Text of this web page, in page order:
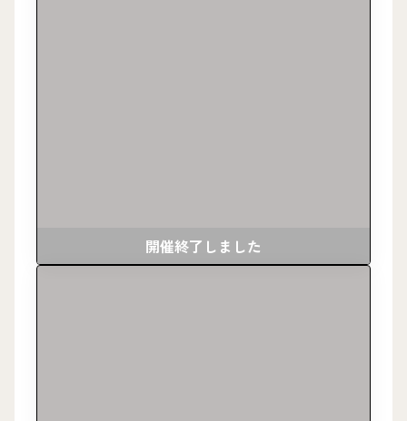
開催終了しました